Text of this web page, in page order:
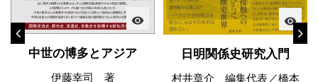
visibility
中世の博多とアジア
伊藤幸司 著
visibility
日明関係史研究入門
村井章介 編集代表／橋本